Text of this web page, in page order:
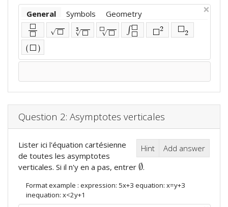
×
General Symbols Geometry
⬜
⬜
√ ⬜ 3
√ ⬜
⬜√ ⬜ ∫⬜
⬜
2
2
( ⬜ )
Question 2: Asymptotes verticales
Hint Add answer
Lister ici l'équation cartésienne
de toutes les asymptotes
verticales. Si il n'y en a pas, entrer ∅
∅.
Format example : expression: 5x+3 equation: x=y+3
inequation: x<2y+1